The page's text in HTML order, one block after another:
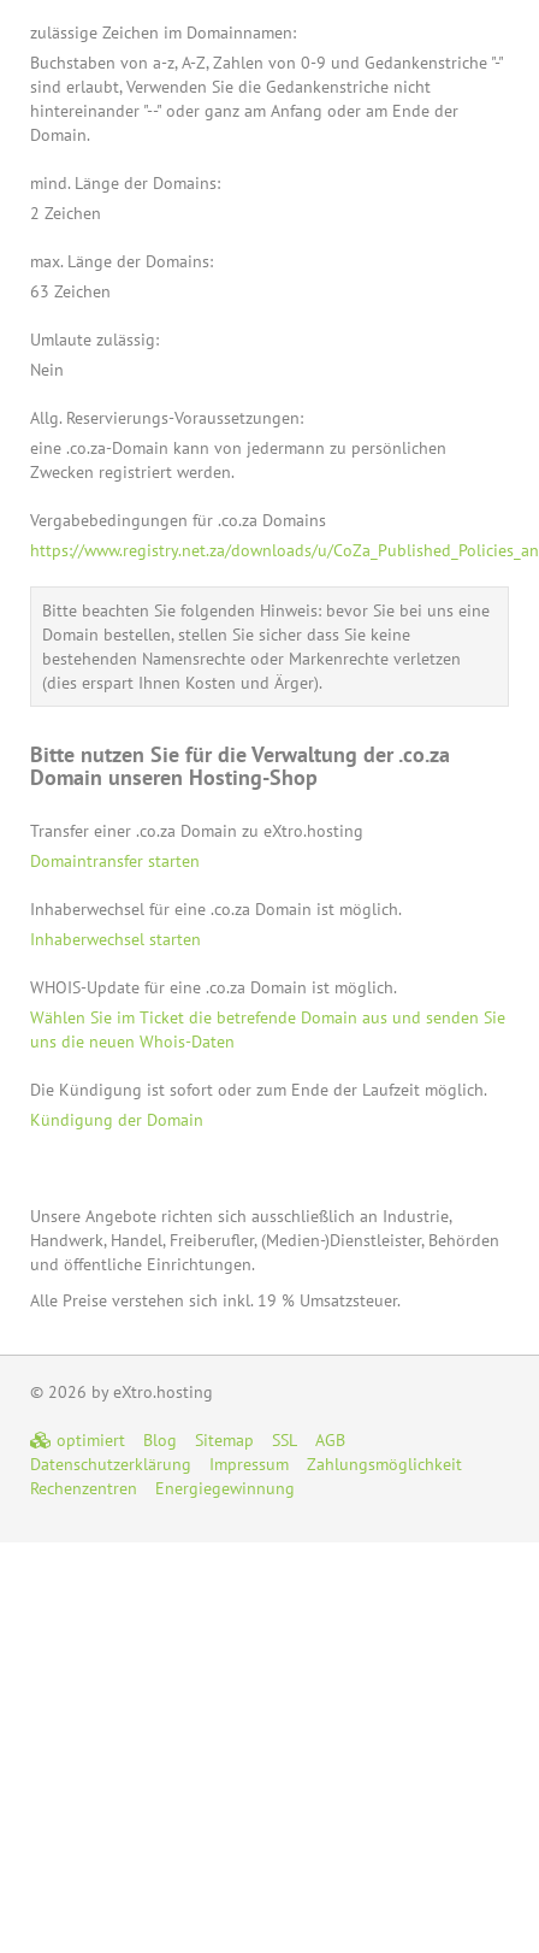
zulässige Zeichen im Domainnamen:
Buchstaben von a-z, A-Z, Zahlen von 0-9 und Gedankenstriche "-"
sind erlaubt, Verwenden Sie die Gedankenstriche nicht
hintereinander "--" oder ganz am Anfang oder am Ende der
Domain.
mind. Länge der Domains:
2 Zeichen
max. Länge der Domains:
63 Zeichen
Umlaute zulässig:
Nein
Allg. Reservierungs-Voraussetzungen:
eine .co.za-Domain kann von jedermann zu persönlichen
Zwecken registriert werden.
Vergabebedingungen für .co.za Domains
https://www.registry.net.za/downloads/u/
Bitte beachten Sie folgenden Hinweis: bevor Sie bei uns eine
Domain bestellen, stellen Sie sicher dass Sie keine
bestehenden Namensrechte oder Markenrechte verletzen
(dies erspart Ihnen Kosten und Ärger).
Bitte nutzen Sie für die Verwaltung der .co.za
Domain unseren Hosting-Shop
Transfer einer .co.za Domain zu eXtro.hosting
Domaintransfer starten
Inhaberwechsel für eine .co.za Domain ist möglich.
Inhaberwechsel starten
WHOIS-Update für eine .co.za Domain ist möglich.
Wählen Sie im Ticket die betrefende Domain aus und senden Sie
uns die neuen Whois-Daten
Die Kündigung ist sofort oder zum Ende der Laufzeit möglich.
Kündigung der Domain
Unsere Angebote richten sich ausschließlich an Industrie,
Handwerk, Handel, Freiberufler, (Medien-)Dienstleister, Behörden
und öffentliche Einrichtungen.
Alle Preise verstehen sich inkl. 19 % Umsatzsteuer.
© 2026 by eXtro.hosting
optimiert Blog Sitemap SSL
AGB
Datenschutzerklärung
Impressum
Zahlungsmöglichkeit
Rechenzentren
Energiegewinnung